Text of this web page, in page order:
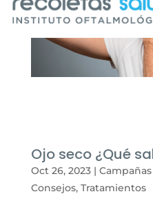
Ojo seco ¿Qué
Oct 26, 2023|
Consejos, Tratamientos